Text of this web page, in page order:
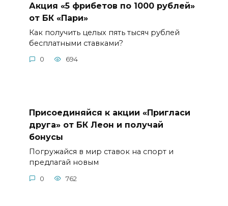
Акция «5 фрибетов по 1000 рублей»
от БК «Пари»
Как получить целых пять тысяч рублей
бесплатными ставками?
0 694
Присоединяйся к акции «Пригласи
друга» от БК Леон и получай
бонусы
Погружайся в мир ставок на спорт и
предлагай новым
0 762